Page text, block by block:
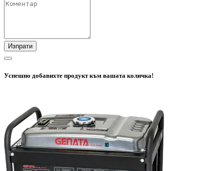
Изпрати
Успешно добавихте продукт към вашата количка!